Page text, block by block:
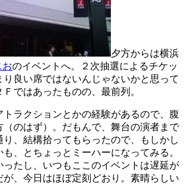
夕方からは横浜
おのイベントへ。２次抽選によるチケッ
り良い席ではないんじゃないかと思って
ではあったものの、最前列。
ラクションとかの経験があるので、腹
（のはず）。だもんで、舞台の演者まで
り、結構拾ってもらったので、もしかし
、とちょっとミーハーになってみる。
ったし、いつもここのイベントは遅延が
が、今日はほぼ定刻どおり。素晴らしい